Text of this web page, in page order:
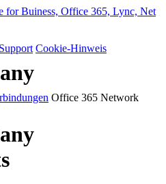
Support Cookie-Hinweis
Office 365 Network